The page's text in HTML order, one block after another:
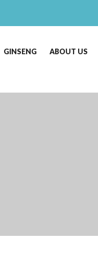
GINSENG ABOUT US